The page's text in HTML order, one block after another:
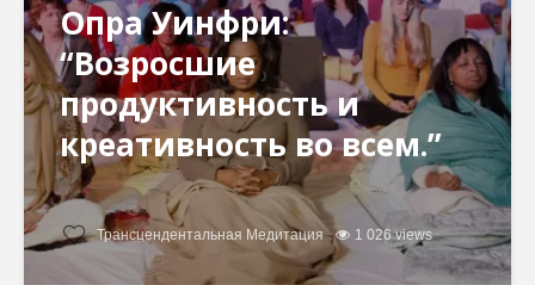
Опра Уинфри:
“Возросшие
продуктивность и
креативность во всем.”
Трансцендентальная Медитация 1 026 views